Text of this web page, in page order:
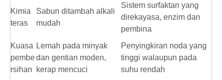
Kimia
teras
Sabun ditambah alkali
mudah
Sistem surfaktan yang
direkayasa, enzim dan
pembina
Kuasa
pembe
rsihan
Lemah pada minyak
dan gentian moden,
kerap mencuci
Penyingkiran noda yang
tinggi walaupun pada
suhu rendah